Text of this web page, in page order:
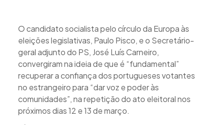
O candidato socialista pelo círculo da Europa às
eleições legislativas, Paulo Pisco, e o Secretário-
geral adjunto do PS, José Luís Carneiro,
convergiram na ideia de que é “fundamental”
recuperar a confiança dos portugueses votantes
no estrangeiro para “dar voz e poder às
comunidades”, na repetição do ato eleitoral nos
próximos dias 12 e 13 de março.